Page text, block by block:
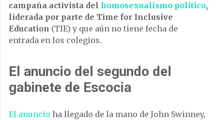
campaña activista del homosexualismo político,
liderada por parte de Time for Inclusive
Education (TIE) y que aún no tiene fecha de
entrada en los colegios.
El anuncio del segundo del
gabinete de Escocia
El anuncio ha llegado de la mano de John Swinney,